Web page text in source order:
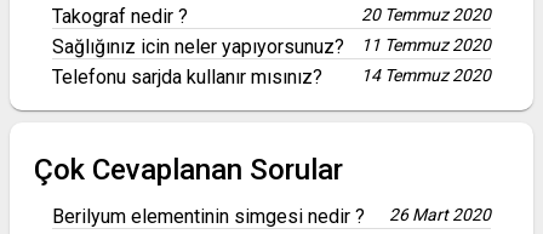
Takograf nedir ? 20 Temmuz 2020
Sağlığınız icin neler yapıyorsunuz? 11 Temmuz 2020
Telefonu sarjda kullanır mısınız? 14 Temmuz 2020
Çok Cevaplanan Sorular
Berilyum elementinin simgesi nedir ? 26 Mart 2020